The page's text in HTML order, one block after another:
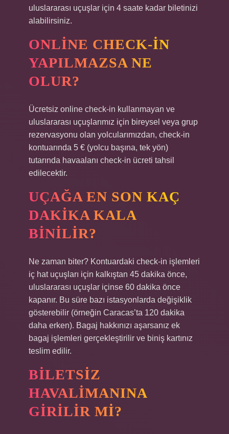
uluslararası uçuşlar için 4 saate kadar biletinizi
alabilirsiniz.
ONLINE CHECK-IN
YAPILMAZSA NE
OLUR?
Ücretsiz online check-in kullanmayan ve
uluslararası uçuşlarımız için bireysel veya grup
rezervasyonu olan yolcularımızdan, check-in
kontuarında 5 € (yolcu başına, tek yön)
tutarında havaalanı check-in ücreti tahsil
edilecektir.
UÇAĞA EN SON KAÇ
DAKIKA KALA
BINILIR?
Ne zaman biter? Kontuardaki check-in işlemleri
iç hat uçuşları için kalkıştan 45 dakika önce,
uluslararası uçuşlar içinse 60 dakika önce
kapanır. Bu süre bazı istasyonlarda değişiklik
gösterebilir (örneğin Caracas’ta 120 dakika
daha erken). Bagaj hakkınızı aşarsanız ek
bagaj işlemleri gerçekleştirilir ve biniş kartınız
teslim edilir.
BILETSIZ
HAVALIMANINA
GIRILIR MI?